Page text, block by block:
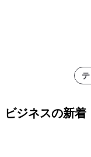
ビジネスの新着